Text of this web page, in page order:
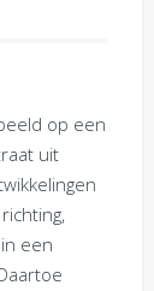
op een
uit
een